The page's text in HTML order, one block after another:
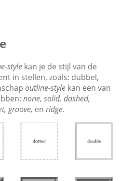
style kan je de stijl van de
in stellen, zoals: dubbel,
outline-style kan een van
none, solid, dashed,
groove, en ridge.